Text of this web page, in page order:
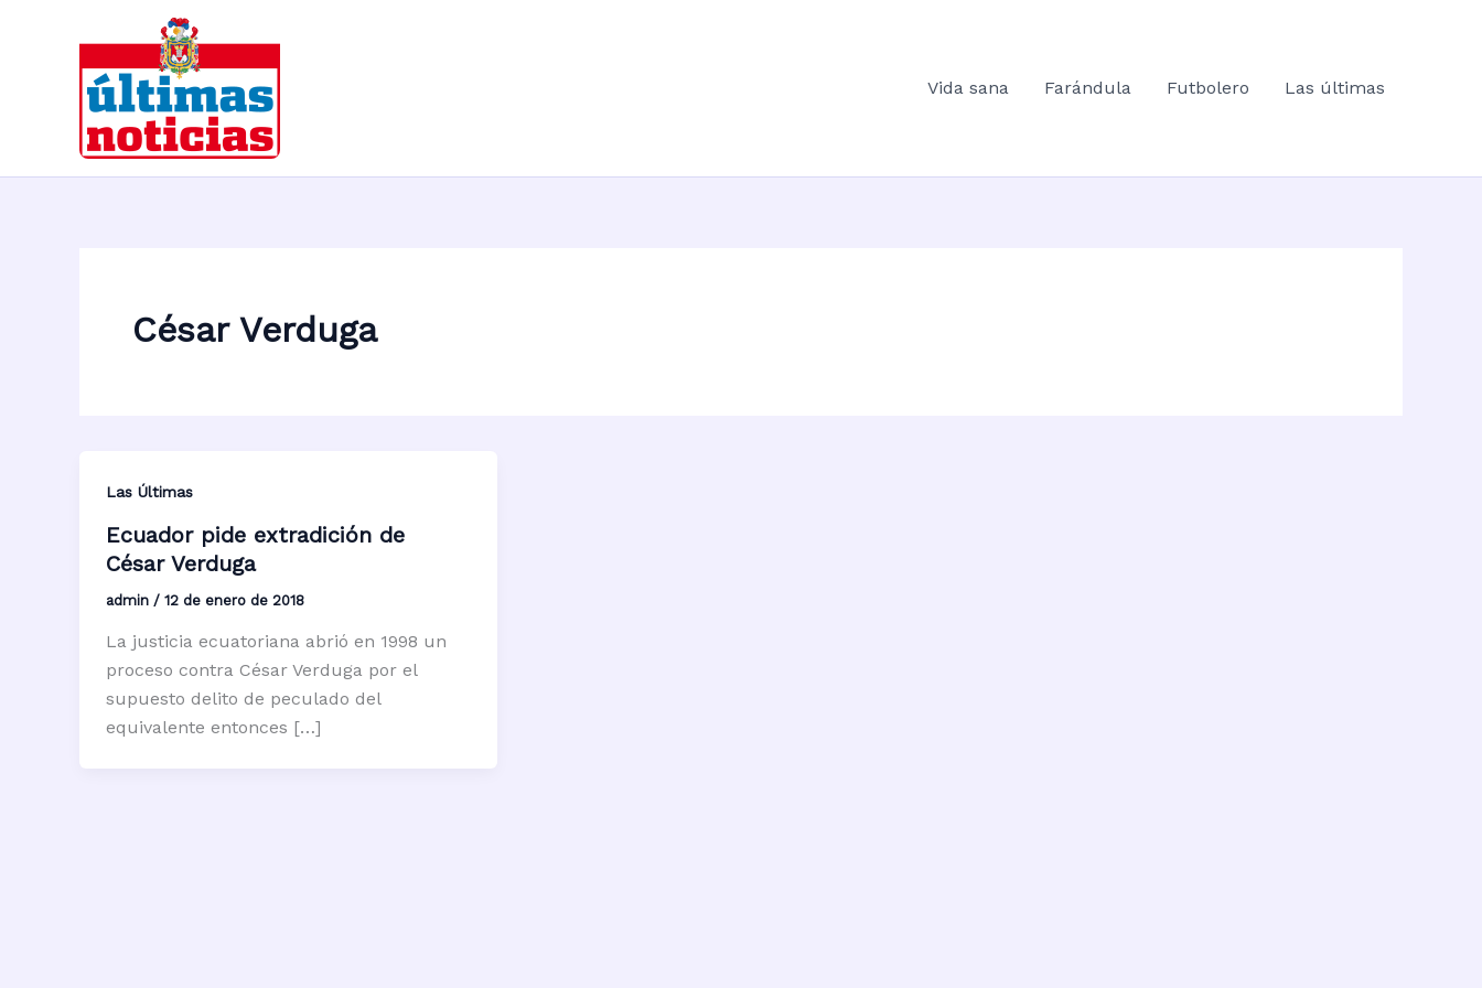
contenido
Vida sana
Farándula Futbolero Las últimas
César Verduga
Las Últimas
Ecuador pide extradición de
César Verduga
admin / 12 de enero de 2018
La justicia ecuatoriana abrió en 1998 un
proceso contra César Verduga por el
supuesto delito de peculado del
equivalente entonces […]